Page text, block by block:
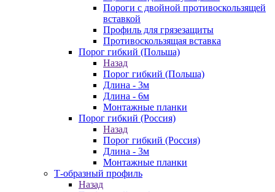
Пороги с двойной противоскользящей
вставкой
Профиль для грязезащиты
Противоскользящая вставка
Порог гибкий (Польша)
Назад
Порог гибкий (Польша)
Длина - 3м
Длина - 6м
Монтажные планки
Порог гибкий (Россия)
Назад
Порог гибкий (Россия)
Длина - 3м
Монтажные планки
Т-образный профиль
Назад